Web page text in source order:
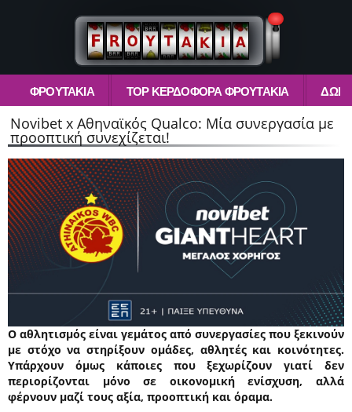
ΦΡΟΥΤΆΚΙΑ TOP ΚΕΡΔΟΦΌΡΑ ΦΡΟΥΤΆΚΙΑ
Novibet x Αθηναϊκός Qualco: Μία συνεργασία με
προοπτική συνεχίζεται!
Ο αθλητισμός είναι γεμάτος από συνεργασίες που ξεκινούν
με στόχο να στηρίξουν ομάδες, αθλητές και κοινότητες.
Υπάρχουν όμως κάποιες που ξεχωρίζουν γιατί δεν
περιορίζονται μόνο σε οικονομική ενίσχυση, αλλά
φέρνουν μαζί τους αξία, προοπτική και όραμα.